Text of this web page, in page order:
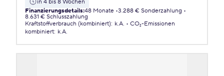
in 4 bis 8 Wochen
Finanzierungsdetails:48 Monate 3.288 € Sonderzahlung
8.631 € Schlusszahlung
Kraftstoffverbrauch (kombiniert): k.A.
CO₂-Emissionen
kombiniert: k.A.